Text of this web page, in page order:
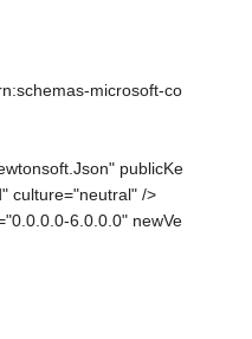
microsoft-co
publicKe
culture="neutral" />
6.0.0.0" newVe